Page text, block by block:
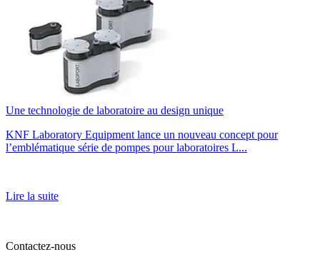
Une technologie de laboratoire au design unique
KNF Laboratory Equipment lance un nouveau concept pour
l’emblématique série de pompes pour laboratoires L...
Lire la suite
Contactez-nous